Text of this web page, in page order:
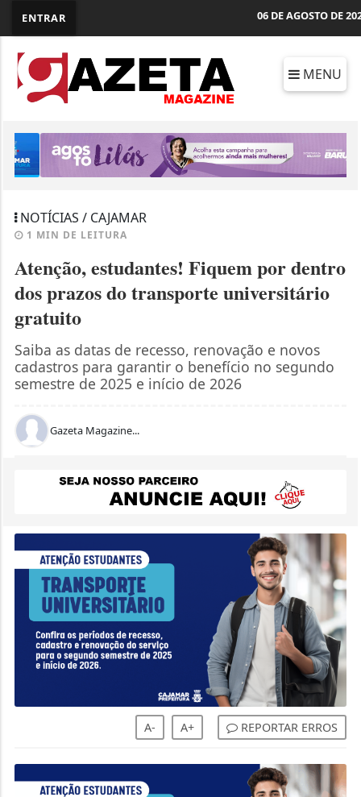
ENTRAR 06 DE AGOSTO DE
MENU
NOTÍCIAS / CAJAMAR
1 MIN DE LEITURA
Atenção, estudantes! Fiquem por dentro
dos prazos do transporte universitário
gratuito
Saiba as datas de recesso, renovação e novos
cadastros para garantir o benefício no segundo
semestre de 2025 e início de 2026
Gazeta Magazine...
A- A+ REPORTAR ERROS